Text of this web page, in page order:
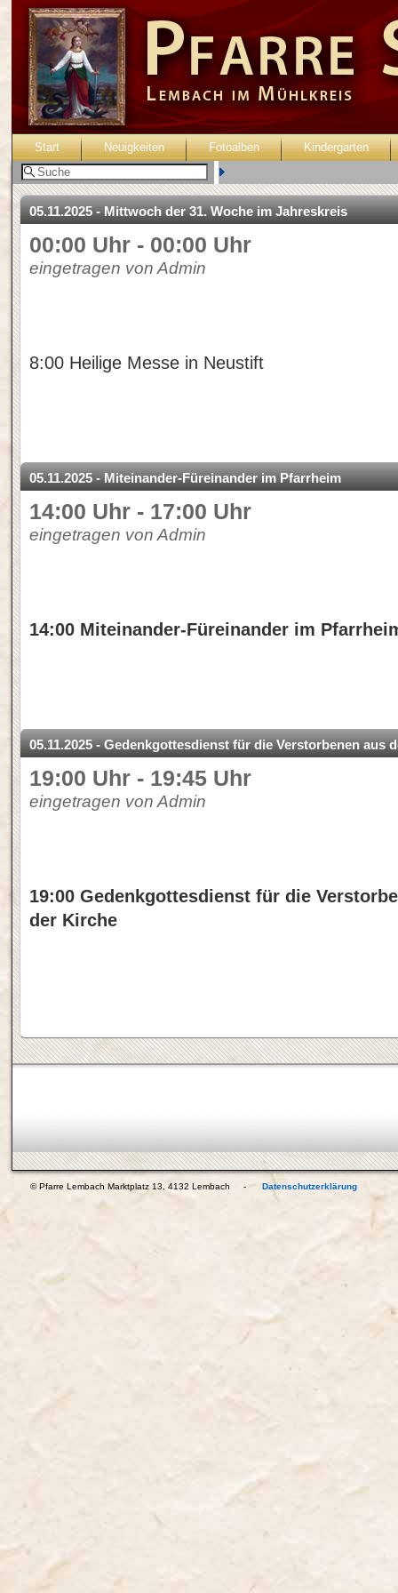
Start Neuigkeiten Fotoalben Kindergarten
05.11.2025 - Mittwoch der 31. Woche im Jahreskreis
00:00 Uhr - 00:00 Uhr
eingetragen von Admin
8:00 Heilige Messe in Neustift
05.11.2025 - Miteinander-Füreinander im Pfarrheim
14:00 Uhr - 17:00 Uhr
eingetragen von Admin
14:00 Miteinander-Füreinander im
05.11.2025 - Gedenkgottesdienst für die Verstorbenen aus
19:00 Uhr - 19:45 Uhr
eingetragen von Admin
19:00 Gedenkgottesdienst für die
der Kirche
© Pfarre Lembach Marktplatz 13, 4132 Lembach - Datenschutzerklärung